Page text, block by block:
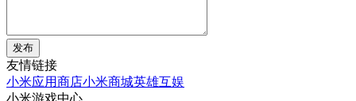
发布
友情链接
小米应用商店小米商城英雄互娱
小米游戏中心